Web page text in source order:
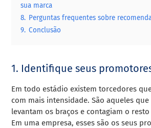
sua marca
8. Perguntas frequentes sobre
9. Conclusão
1. Identifique seus
Em todo estádio existem torcedores
com mais intensidade. São aqueles
levantam os braços e contagiam o
Em uma empresa, esses são os seus